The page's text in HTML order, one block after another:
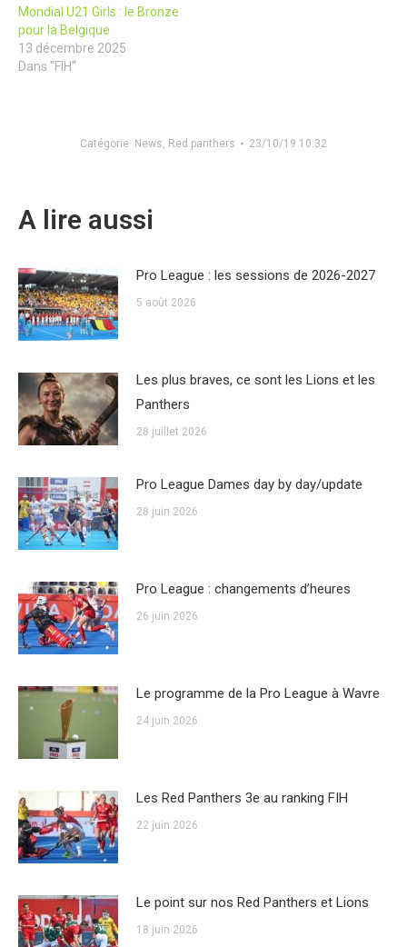
Mondial U21 Girls : le Bronze
pour la Belgique
13 décembre 2025
Dans "FIH"
Catégorie News, Red panthers 23/10/19 10:32
A lire aussi
Pro League : les sessions de 2026-2027
5 août 2026
Les plus braves, ce sont les Lions et les
Panthers
28 juillet 2026
Pro League Dames day by day/update
28 juin 2026
Pro League : changements d’heures
26 juin 2026
Le programme de la Pro League à Wavre
24 juin 2026
Les Red Panthers 3e au ranking FIH
22 juin 2026
Le point sur nos Red Panthers et Lions
18 juin 2026